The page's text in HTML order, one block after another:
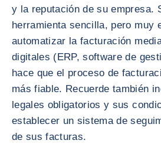
y la reputación de su empresa.
herramienta sencilla, pero muy
automatizar la facturación
digitales (ERP, software de
hace que el proceso de
más fiable. Recuerde también
legales obligatorios y sus
establecer un sistema de
de sus facturas.